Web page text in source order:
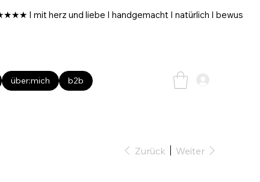
über:mich b2b
Zurück Weiter